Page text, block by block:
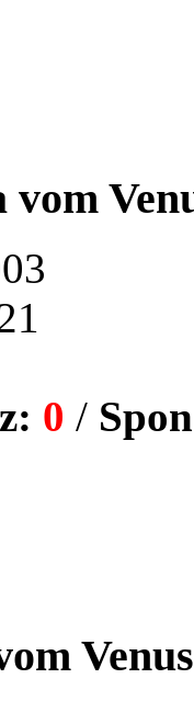
0 /